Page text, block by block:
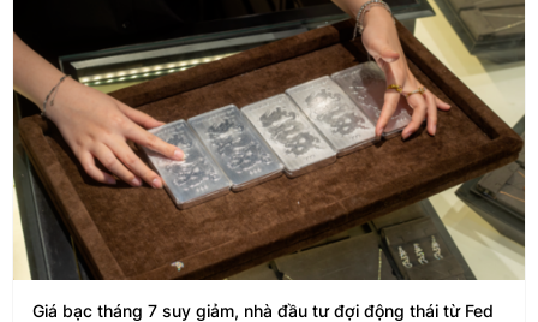
Giá bạc tháng 7 suy giảm, nhà đầu tư đợi động thái từ Fed